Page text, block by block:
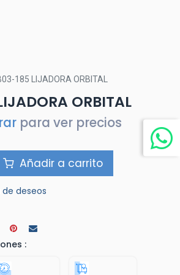
185 LIJADORA ORBITAL
ORBITAL
para ver precios
Añadir a carrito
deseos
: